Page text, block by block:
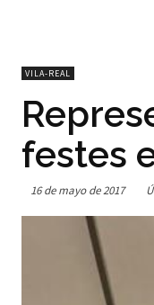
VILA-REAL
festes
16 de mayo de 2017